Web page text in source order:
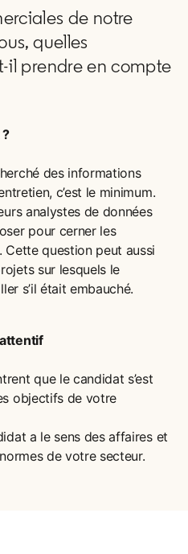
de notre
quelles
prendre en compte
des informations
c’est le minimum.
analystes de données
pour cerner les
question peut aussi
sur lesquels le
s’il était embauché.
que le candidat s’est
objectifs de votre
a le sens des affaires et
de votre secteur.